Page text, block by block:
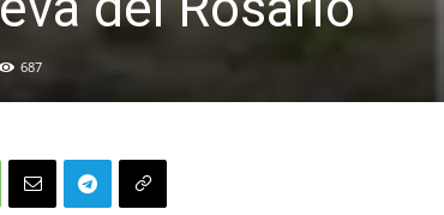
687